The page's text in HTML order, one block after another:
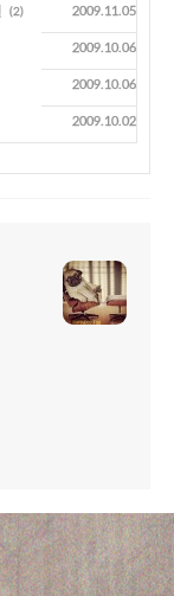
(2) 2009.11.05
2009.10.06
2009.10.06
2009.10.02